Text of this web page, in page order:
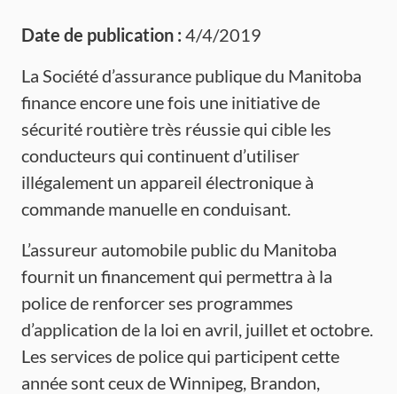
Date de publication : 4/4/2019
La Société d’assurance publique du Manitoba
finance encore une fois une initiative de
sécurité routière très réussie qui cible les
conducteurs qui continuent d’utiliser
illégalement un appareil électronique à
commande manuelle en conduisant.
L’assureur automobile public du Manitoba
fournit un financement qui permettra à la
police de renforcer ses programmes
d’application de la loi en avril, juillet et octobre.
Les services de police qui participent cette
année sont ceux de Winnipeg, Brandon,